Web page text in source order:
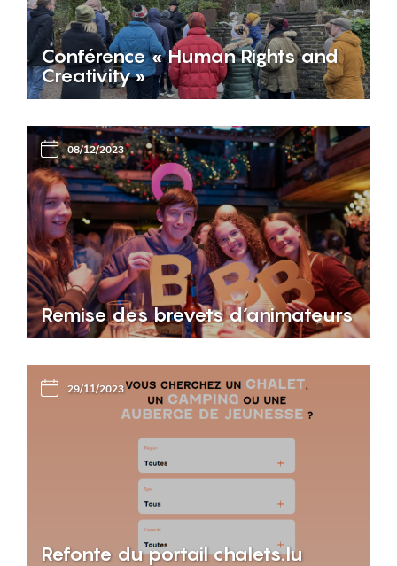
Conférence « Human Rights and
Creativity »
08/12/2023
Remise des brevets d’animateurs
29/11/2023
Refonte du portail chalets.lu